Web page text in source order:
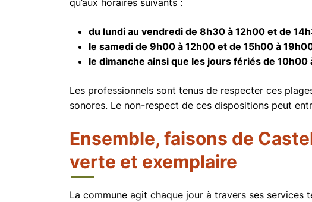
qu’aux horaires suivants :
du lundi au vendredi de 8h30 à 12h00 et de
le samedi de 9h00 à 12h00 et de 15h00 à
le dimanche ainsi que les jours fériés de 10h00
Les professionnels sont tenus de respecter ces
sonores. Le non-respect de ces dispositions peut
Ensemble, faisons de
verte et exemplaire
La commune agit chaque jour à travers ses services